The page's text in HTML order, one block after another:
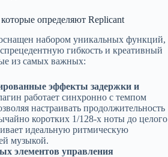
определяют Replicant
набором уникальных функций,
гибкость и креативный
из самых важных:
эффекты задержки и
работает синхронно с темпом
настраивать продолжительность
коротких 1/128-х ноты до целого
идеальную ритмическую
музыкой.
элементов управления